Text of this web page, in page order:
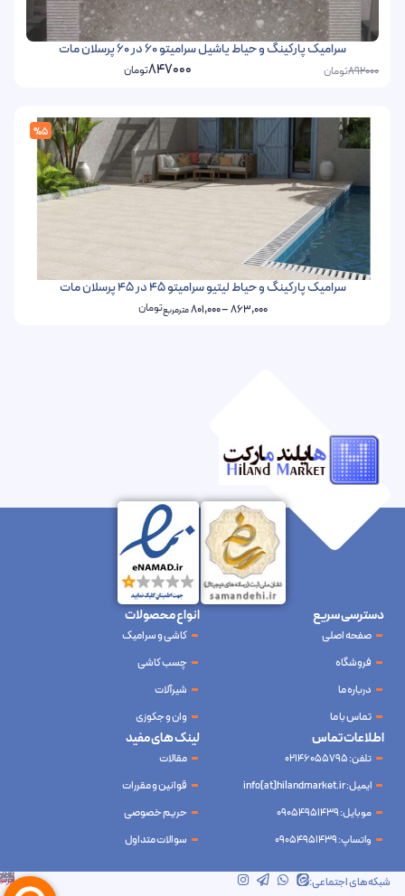
سرامیک پارکینگ و حیاط یاشیل سرامیتو 60 در 60 پرسلان مات
892000تومان 847000تومان
%5
سرامیک پارکینگ و حیاط لیتیو سرامیتو 45 در 45 پرسلان مات
863,000
–
801,000مترمربعتومان
شبکه‌های اجتماعی: شرکت آینده نوین سام آسیا – طراحی و سئو
ابرسرور
دسترسی سریع
صفحه اصلی
فروشگاه
درباره ما
تماس با ما
انواع محصولات
کاشی و سرامیک
چسب کاشی
شیرآلات
وان و جکوزی
لینک های مفید
مقالات
قوانین و مقررات
حریم خصوصی
سوالات متداول
اطلاعات تماس
تلفن: 02146055795
ایمیل: info[at]hilandmarket.ir
موبایل: 09054951439
واتساپ: 09054951439